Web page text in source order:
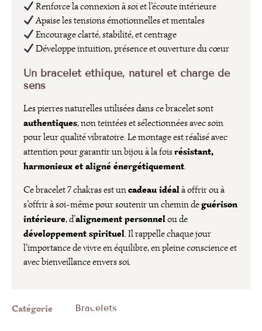
Renforce la connexion à soi et l’écoute intérieure
Apaise les tensions émotionnelles et mentales
Encourage clarté, stabilité, et centrage
Développe intuition, présence et ouverture du cœur
Un bracelet éthique, naturel et chargé de
sens
Les pierres naturelles utilisées dans ce bracelet sont
authentiques, non teintées et sélectionnées avec soin
pour leur qualité vibratoire. Le montage est réalisé avec
attention pour garantir un bijou à la foisrésistant,
harmonieux et aligné énergétiquement.
Ce bracelet 7 chakras est uncadeau idéalà offrir ou à
s’offrir à soi-même pour soutenir un chemin deguérison
intérieure, d’alignement personnelou de
développement spirituel. Il rappelle chaque jour
l’importance de vivre en équilibre, en pleine conscience et
avec bienveillance envers soi.
Catégorie Bracelets